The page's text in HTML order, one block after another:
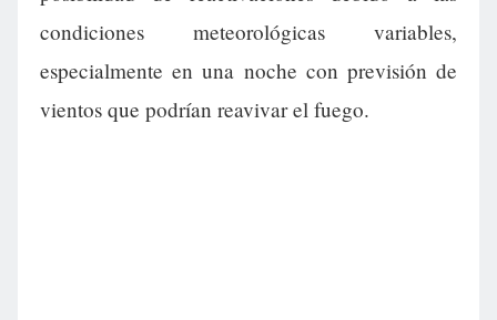
condiciones meteorológicas variables,
especialmente en una noche con previsión de
vientos que podrían reavivar el fuego.